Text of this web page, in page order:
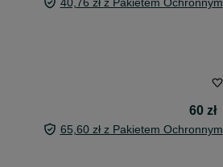
60 zł
65,60 zł z Pakietem Ochronnym